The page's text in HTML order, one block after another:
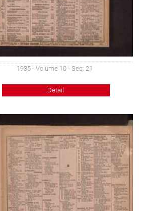
1935 - Volume 10 - Seq: 21
Detail